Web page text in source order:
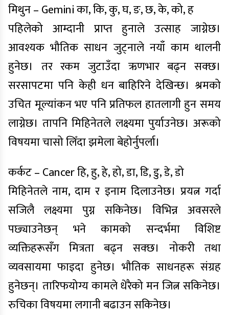
मिथुन – Gemini का, कि, कु, घ, ङ, छ, के, को, ह
पहिलेको आम्दानी प्राप्त हुनाले उत्साह जाग्नेछ।
आवश्यक भौतिक साधन जुट्नाले नयाँ काम थालनी
हुनेछ। तर रकम जुटाउँदा ऋणभार बढ्न सक्छ।
सरसापटमा पनि केही धन बाहिरिने देखिन्छ। श्रमको
उचित मूल्यांकन भए पनि प्रतिफल हातलागी हुन समय
लाग्नेछ। तापनि मिहिनेतले लक्ष्यमा पुर्याउनेछ। अरूको
विषयमा चासो लिँदा झमेला बेहोर्नुपर्ला।
कर्कट – Cancer हि, हु, हे, हो, डा, डि, डु, डे, डो
मिहिनेतले नाम, दाम र इनाम दिलाउनेछ। प्रयत्न गर्दा
सजिलै लक्ष्यमा पुग्न सकिनेछ। विभिन्न अवसरले
पछ्याउनेछन् भने कामको सन्दर्भमा विशिष्ट
व्यक्तिहरूसँग मित्रता बढ्न सक्छ। नोकरी तथा
व्यवसायमा फाइदा हुनेछ। भौतिक साधनहरू संग्रह
हुनेछन्। तारिफयोग्य कामले धेरैको मन जित्न सकिनेछ।
रुचिका विषयमा लगानी बढाउन सकिनेछ।